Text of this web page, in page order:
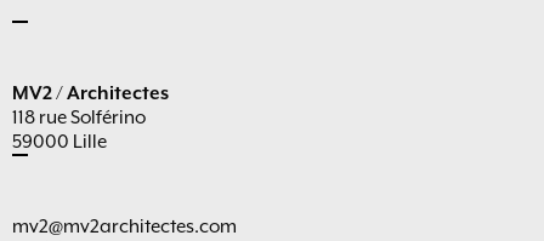
MV2 / Architectes
118 rue Solférino
59000 Lille
mv2@mv2architectes.com